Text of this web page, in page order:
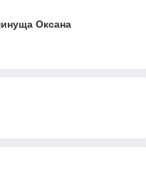
Оксана